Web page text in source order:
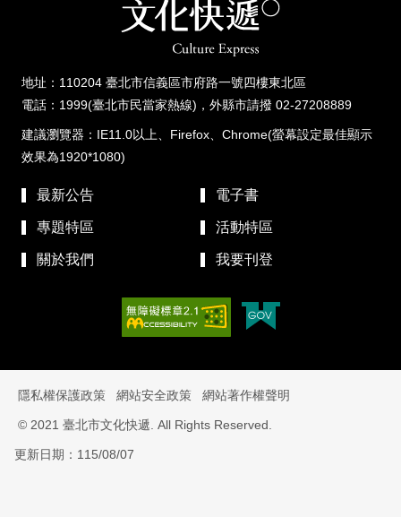
地址：110204 臺北市信義區市府路一號四樓東北區
電話：1999(臺北市民當家熱線)，外縣市請撥 02-27208889
建議瀏覽器：IE11.0以上、Firefox、Chrome(螢幕設定最佳顯示
效果為1920*1080)
最新公告 電子書
專題特區 活動特區
關於我們 我要刊登
隱私權保護政策 網站安全政策 網站著作權聲明
© 2021 臺北市文化快遞. All Rights Reserved.
更新日期：115/08/07